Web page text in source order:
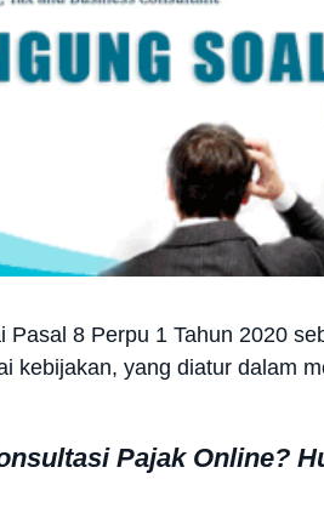
Pasal 8 Perpu 1 Tahun 2020
kebijakan, yang diatur dalam
Pajak Online?